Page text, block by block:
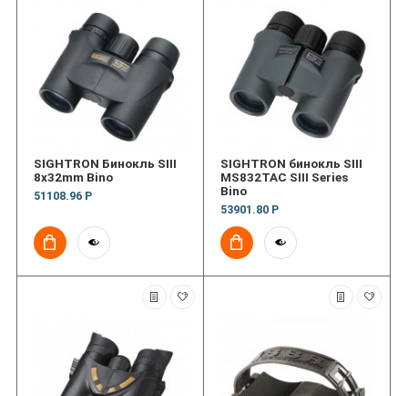
SIGHTRON Бинокль SIII
8x32mm Bino
51108.96 Р
SIGHTRON бинокль SIII
MS832TAC SIII Series
Bino
53901.80 Р